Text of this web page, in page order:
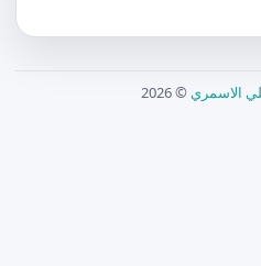
الاسمري © 2026